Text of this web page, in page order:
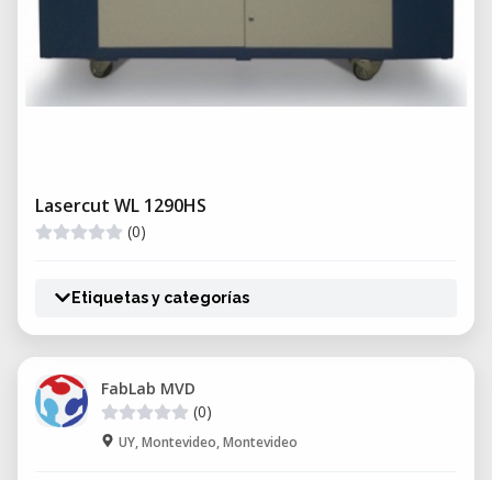
Lasercut WL 1290HS
(0)
Etiquetas y categorías
FabLab MVD
(0)
UY, Montevideo, Montevideo